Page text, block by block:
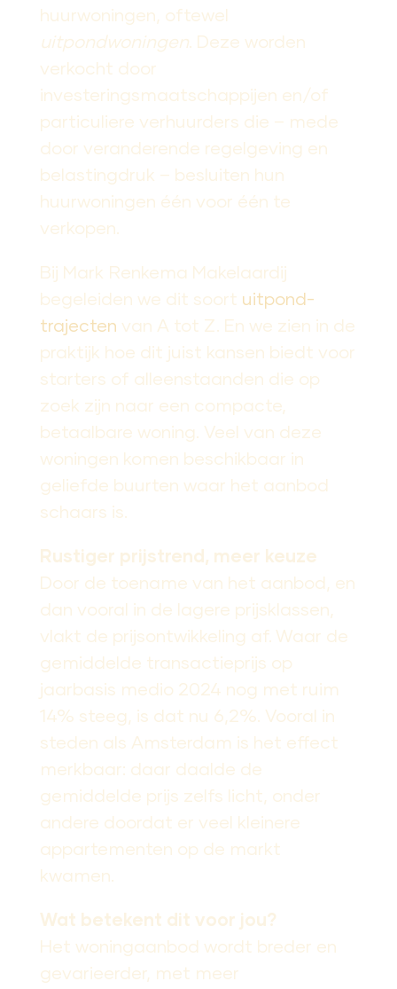
huurwoningen, oftewel
uitpondwoningen. Deze worden
verkocht door
investeringsmaatschappijen en/of
particuliere verhuurders die – mede
door veranderende regelgeving en
belastingdruk – besluiten hun
huurwoningen één voor één te
verkopen.
Bij Mark Renkema Makelaardij
begeleiden we dit soort uitpond-
trajecten van A tot Z. En we zien in de
praktijk hoe dit juist kansen biedt voor
starters of alleenstaanden die op
zoek zijn naar een compacte,
betaalbare woning. Veel van deze
woningen komen beschikbaar in
geliefde buurten waar het aanbod
schaars is.
Rustiger prijstrend, meer keuze
Door de toename van het aanbod, en
dan vooral in de lagere prijsklassen,
vlakt de prijsontwikkeling af. Waar de
gemiddelde transactieprijs op
jaarbasis medio 2024 nog met ruim
14% steeg, is dat nu 6,2%. Vooral in
steden als Amsterdam is het effect
merkbaar: daar daalde de
gemiddelde prijs zelfs licht, onder
andere doordat er veel kleinere
appartementen op de markt
kwamen.
Wat betekent dit voor jou?
Het woningaanbod wordt breder en
gevarieerder, met meer